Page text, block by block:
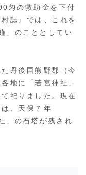
匁の救助金を下付
誌』では、これを
」のこととしてい
丹後国熊野郡（今
地に「若宮神社」
祀りました。現在
、天保７年
」の石塔が残され